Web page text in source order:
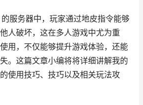
的服务器中，玩家通过地皮指令能够
人破坏，这在多人游戏中尤为重
用，不仅能够提升游戏体验，还能
。这篇文章小编将将详细讲解我的
使用技巧、技巧以及相关玩法攻